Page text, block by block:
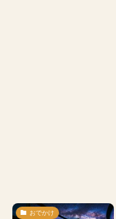
おでかけ